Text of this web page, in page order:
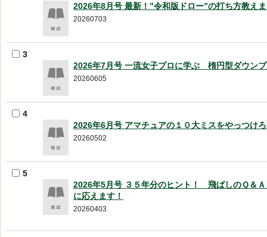
2026年8月号 最新！”令和版ドロー”の打ち方教え
20260703
3
2026年7月号 一流女子プロに学ぶ 楕円型ダウン
20260605
4
2026年6月号 アマチュアの１０大ミスをやっつけ
20260502
5
2026年5月号 ３５年分のヒント！ 飛ばしのＱ＆
に応えます！
20260403